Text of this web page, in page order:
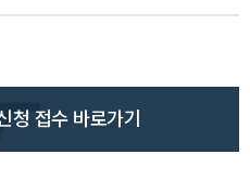
청 접수 바로가기